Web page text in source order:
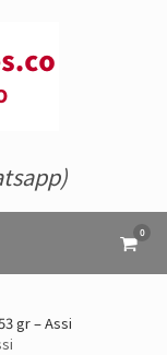
Ver
el
0
gr – Assi